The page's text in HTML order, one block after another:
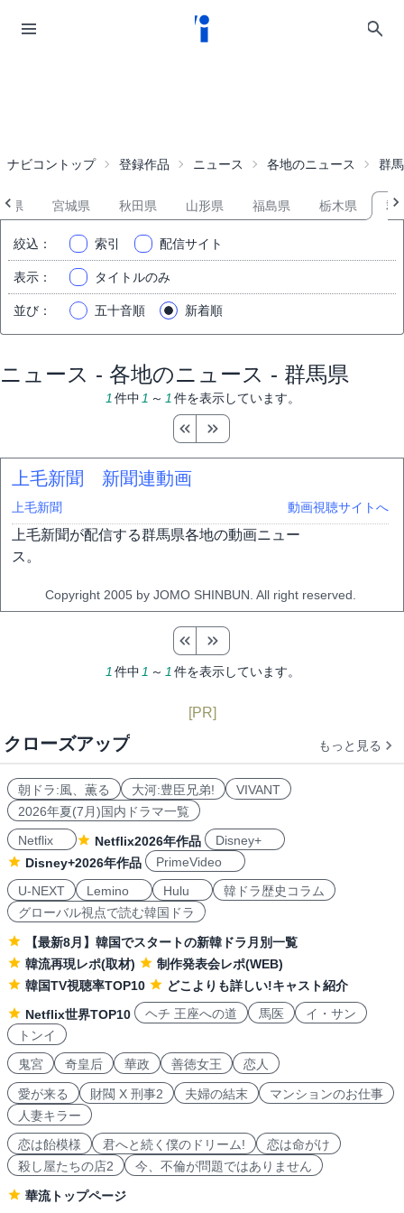
ナビコントップ 登録作品 ニュース 各地のニュース 群
県 宮城県 秋田県 山形県 福島県 栃木県 群
絞込 ： 索引 配信サイト
表示 ： タイトルのみ
並び ： 五十音順 新着順
ニュース - 各地のニュース - 群馬県
1 件中 1 ～ 1 件を表示しています。
上毛新聞 新聞連動画
上毛新聞 動画視聴サイトへ
上毛新聞が配信する群馬県各地の動画ニュー
ス。
Copyright 2005 by JOMO SHINBUN. All right reserved.
1 件中 1 ～ 1 件を表示しています。
[PR]
クローズアップ もっと見る
朝ドラ:風、薫る 大河:豊臣兄弟!
VIVANT
2026年夏(7月)国内ドラマ一覧
Netflix
Netflix2026年作品
Disney+
Disney+2026年作品
PrimeVideo
U-NEXT
Lemino Hulu
韓ドラ歴史コラム
グローバル視点で読む韓国ドラ
【最新8月】韓国でスタートの新韓ドラ月別一覧
韓流再現レポ(取材)
制作発表会レポ(WEB)
韓国TV視聴率TOP10
どこよりも詳しい!キャスト紹介
Netflix世界TOP10
ヘチ 王座への道 馬医
イ・サン
トンイ
鬼宮
奇皇后 華政 善徳女王 恋人
愛が来る 財閥 X 刑事2 夫婦の結末
マンションのお仕事
人妻キラー
恋は飴模様
君へと続く僕のドリーム!
恋は命がけ
殺し屋たちの店2
今、不倫が問題ではありません
華流トップページ